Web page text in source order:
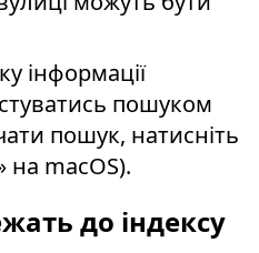
інформації
пошуком
пошук, натисніть
на macOS).
до індексу